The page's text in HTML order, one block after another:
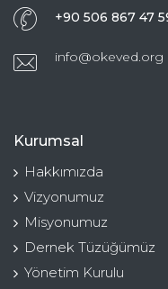
+90 506 867 47
info@okeved.org
Kurumsal
Hakkımızda
Vizyonumuz
Misyonumuz
Dernek Tüzüğümüz
Yönetim Kurulu